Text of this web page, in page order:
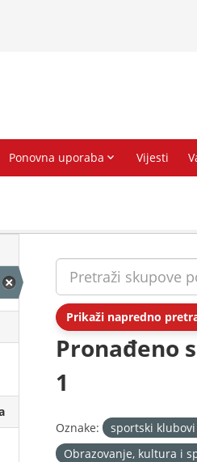
Prikaži napredno
Pronađeno
1
Oznake: sportski klubovi
Obrazovanje, kultura i